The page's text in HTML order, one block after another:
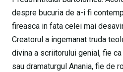
despre bucuria de a-i fi
fireasca in fata celei mai
Creatorul a ingemanat truda
divina a scriitorului genial, fie
sau dramaturgul Anania, fie de